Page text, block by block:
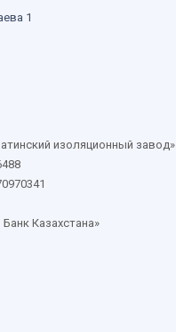
1
изоляционный завод»
Казахстана»